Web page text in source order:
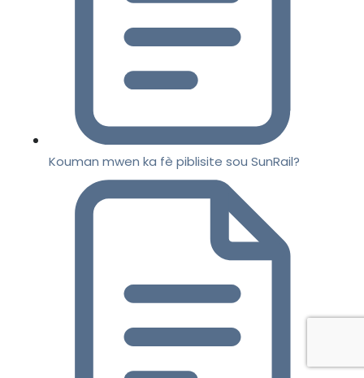
Kouman mwen ka fè piblisite sou SunRail?